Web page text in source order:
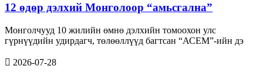
12 өдөр дэлхий Монголоор “амьсгална”
Монголчууд 10 жилийн өмнө дэлхийн томоохон улс
гүрнүүдийн удирдагч, төлөөллүүд багтсан “АСЕМ”-ийн дэ
2026-07-28